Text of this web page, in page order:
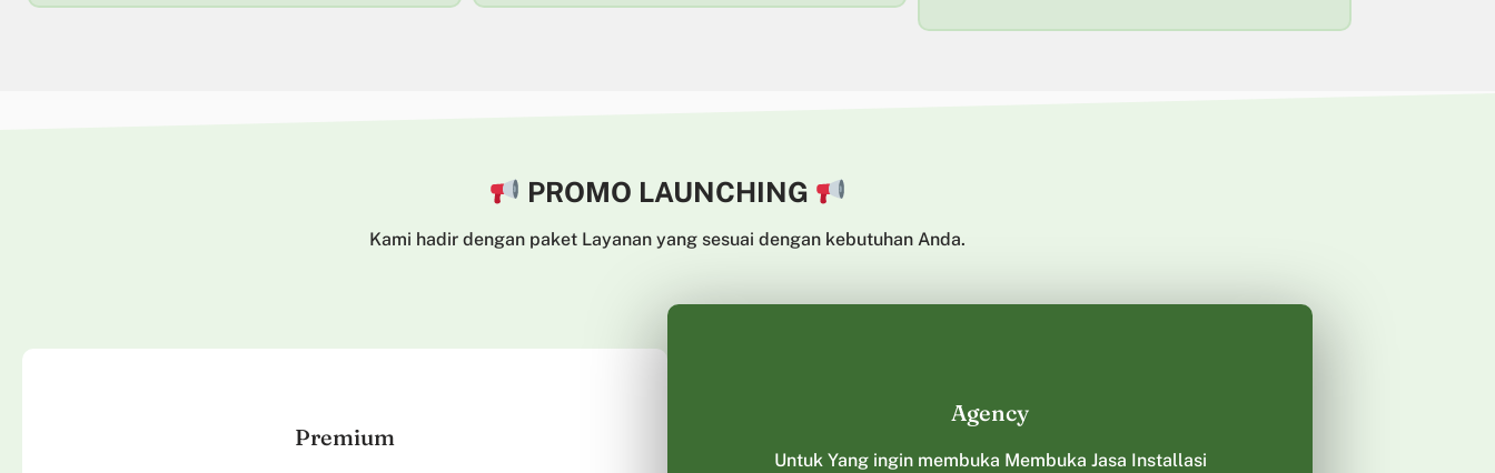
PROMO LAUNCHING
Kami hadir dengan paket Layanan yang sesuai dengan kebutuhan Anda.
Premium
Agency
Untuk Yang ingin membuka Membuka Jasa Installasi